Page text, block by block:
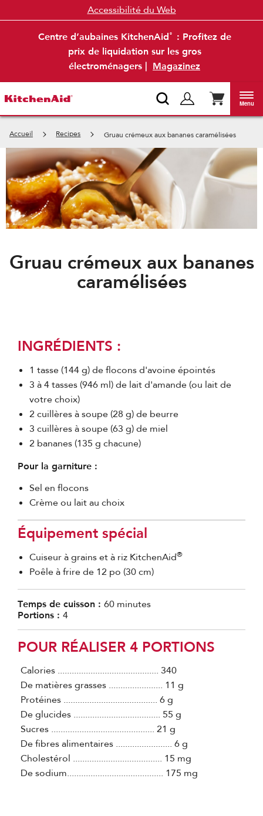
Centre d’aubaines KitchenAid®
: Profitez de
prix de liquidation sur les gros
électroménagers | Magazinez
Accessibilité du Web
Menu
Accueil Recipes Gruau crémeux aux bananes caramélisées
Gruau crémeux aux bananes
caramélisées
INGRÉDIENTS :
1 tasse (144 g) de flocons d'avoine épointés
3 à 4 tasses (946 ml) de lait d'amande (ou lait de
votre choix)
2 cuillères à soupe (28 g) de beurre
3 cuillères à soupe (63 g) de miel
2 bananes (135 g chacune)
Pour la garniture :
Sel en flocons
Crème ou lait au choix
Équipement spécial
Cuiseur à grains et à riz KitchenAid®
Poêle à frire de 12 po (30 cm)
Temps de cuisson : 60 minutes
Portions : 4
POUR RÉALISER 4 PORTIONS
Calories ........................................... 340
De matières grasses ....................... 11 g
Protéines ........................................ 6 g
De glucides ..................................... 55 g
Sucres ............................................ 21 g
De fibres alimentaires ........................ 6 g
Cholestérol ...................................... 15 mg
De sodium......................................... 175 mg